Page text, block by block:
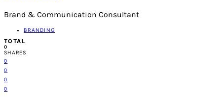
Brand & Communication Consultant
BRANDING
TOTAL
0
SHARES
0
0
0
0